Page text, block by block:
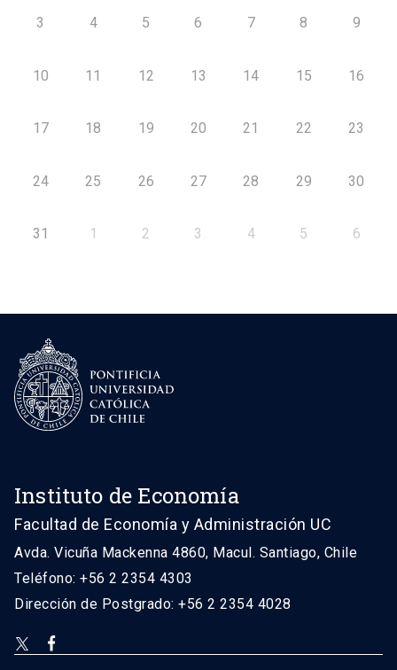
3 4 5 6 7 8 9
10 11 12 13 14 15 16
17 18 19 20 21 22 23
24 25 26 27 28 29 30
31 1 2 3 4 5 6
Instituto de Economía
Facultad de Economía y Administración UC
Avda. Vicuña Mackenna 4860, Macul. Santiago, Chile
Teléfono: +56 2 2354 4303
Dirección de Postgrado: +56 2 2354 4028